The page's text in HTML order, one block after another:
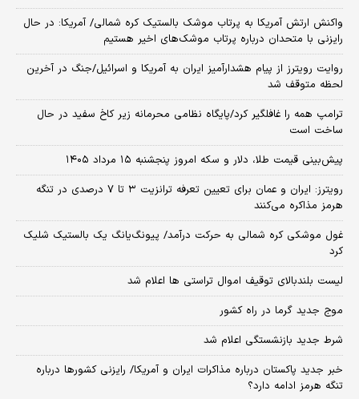
واکنش ارتش آمریکا به پرتاب موشک بالستیک کره شمالی/ آمریکا: در حال
رایزنی با متحدان درباره پرتاب موشک‌های اخیر هستیم
روایت رویترز از پیام هشدارآمیز ایران به آمریکا و اسرائیل/جنگ در آخرین
لحظه متوقف شد
ترامپ همه را غافلگیر کرد/پایگاه نظامی محرمانه زیر کاخ سفید در حال
ساخت است
پیش‌بینی قیمت طلا، دلار و سکه امروز پنجشنبه ۱۵ مرداد ۱۴۰۵
رویترز: ایران و عمان برای تعیین تعرفه ترانزیت ۳ تا ۷ درصدی در تنگه
هرمز مذاکره می‌کنند
غول موشکی کره شمالی به حرکت درآمد/ پیونگ‌یانگ یک بالستیک شلیک
کرد
لیست بلندبالای توقیف اموال تراستی ها اعلام شد
موج جدید گرما در راه کشور
شرط جدید بازنشستگی اعلام شد
خبر جدید پاکستان درباره مذاکرات ایران و آمریکا/ رایزنی کشورها درباره
تنگه هرمز ادامه دارد؟